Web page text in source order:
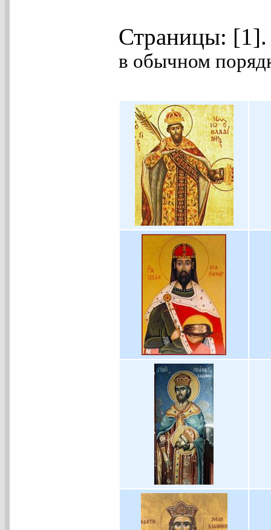
Страницы:
в обычном